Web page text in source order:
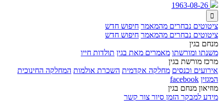

ציטוטים נבחרים מהמאמר חיפוש חדש
ציטוטים נבחרים מהמאמר חיפוש חדש
מנחם בגין
משנתו ומורשתו מאמרים מאת בגין תולדות חייו
מרכז מורשת בגין
אירועים וכנסים מחלקה אקדמית השכרת אולמות המחלקה החינוכית
המגזין facebook
מוזיאון מנחם בגין
מידע למבקר הזמן סיור צור קשר